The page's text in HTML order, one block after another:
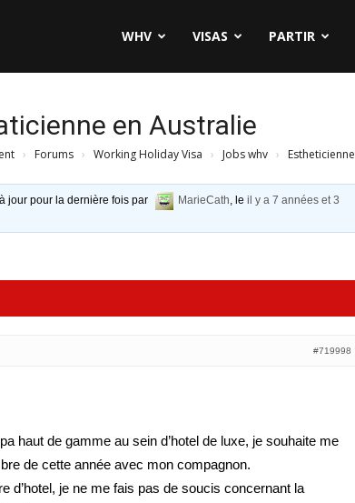
WHV VISAS PARTIR
en Australie
› Forums › Working Holiday Visa › Jobs whv ›
Estheticienne
jour pour la dernière fois par MarieCath, leil y a 7 années et 3
#719998
haut de gamme au sein d’hotel de luxe, je souhaite me
de cette année avec mon compagnon.
d’hotel, je ne me fais pas de soucis concernant la